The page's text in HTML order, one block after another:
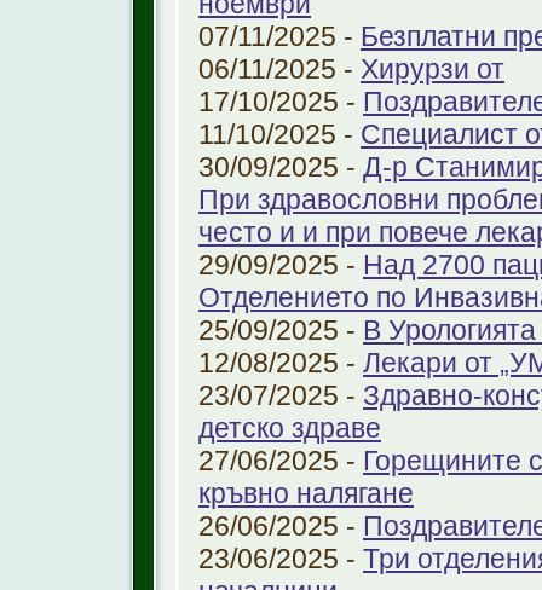
07/11/2025 - Безплатни
06/11/2025 - Хирурзи от
17/10/2025 -
11/10/2025 - Специалист
30/09/2025 - Д-р
При здравословни
често и и при повече
29/09/2025 - Над 2700
Отделението по
25/09/2025 - В
12/08/2025 - Лекари от
23/07/2025 - Здравно-
детско здраве
27/06/2025 - Горещините
кръвно налягане
26/06/2025 -
23/06/2025 - Три